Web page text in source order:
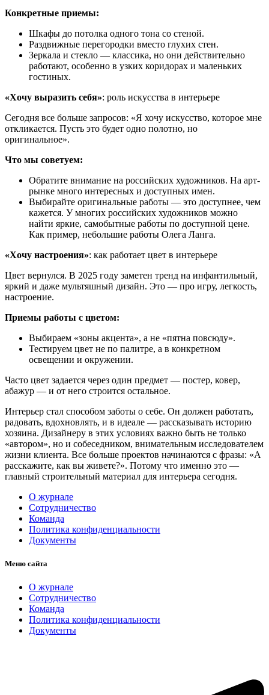
Конкретные приемы:
Шкафы до потолка одного тона со стеной.
Раздвижные перегородки вместо глухих стен.
Зеркала и стекло — классика, но они действительно
работают, особенно в узких коридорах и маленьких
гостиных.
«Хочу выразить себя»: роль искусства в интерьере
Сегодня все больше запросов: «Я хочу искусство, которое мне
откликается. Пусть это будет одно полотно, но
оригинальное».
Что мы советуем:
Обратите внимание на российских художников. На арт-
рынке много интересных и доступных имен.
Выбирайте оригинальные работы — это доступнее, чем
кажется. У многих российских художников можно
найти яркие, самобытные работы по доступной цене.
Как пример, небольшие работы Олега Ланга.
«Хочу настроения»: как работает цвет в интерьере
Цвет вернулся. В 2025 году заметен тренд на инфантильный,
яркий и даже мультяшный дизайн. Это — про игру, легкость,
настроение.
Приемы работы с цветом:
Выбираем «зоны акцента», а не «пятна повсюду».
Тестируем цвет не по палитре, а в конкретном
освещении и окружении.
Часто цвет задается через один предмет — постер, ковер,
абажур — и от него строится остальное.
Интерьер стал способом заботы о себе. Он должен работать,
радовать, вдохновлять, и в идеале — рассказывать историю
хозяина. Дизайнеру в этих условиях важно быть не только
«автором», но и собеседником, внимательным исследователем
жизни клиента. Все больше проектов начинаются с фразы: «А
расскажите, как вы живете?». Потому что именно это —
главный строительный материал для интерьера сегодня.
О журнале
Сотрудничество
Команда
Политика конфиденциальности
Документы
Меню сайта
О журнале
Сотрудничество
Команда
Политика конфиденциальности
Документы